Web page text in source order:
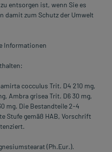
entsorgen ist, wenn Sie es
damit zum Schutz der Umwelt
Informationen
cocculus Trit. D4 210 mg,
Ambra grisea Trit. D6 30 mg,
mg. Die Bestandteile 2-4
Stufe gemäß HAB, Vorschrift
(Ph.Eur.).